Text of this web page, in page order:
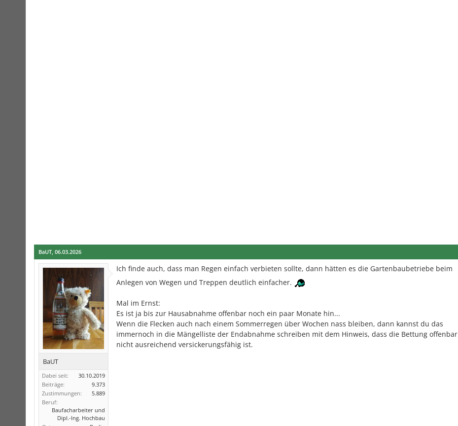
BaUT 06.03.2026
BaUT
Dabei seit:
30.10.2019
Beiträge:
9.373
Zustimmungen:
5.889
Beruf:
Baufacharbeiter und
Dipl.-Ing. Hochbau
Ich finde auch, dass man Regen einfach verbieten sollte, dann hätten es die Gartenbaubetriebe beim
Anlegen von Wegen und Treppen deutlich einfacher.
Mal im Ernst:
Es ist ja bis zur Hausabnahme offenbar noch ein paar Monate hin...
Wenn die Flecken auch nach einem Sommerregen über Wochen nass bleiben, dann kannst du das
immernoch in die Mängelliste der Endabnahme schreiben mit dem Hinweis, dass die Bettung offenbar
nicht ausreichend versickerungsfähig ist.